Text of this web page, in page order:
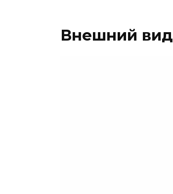
Внешний вид